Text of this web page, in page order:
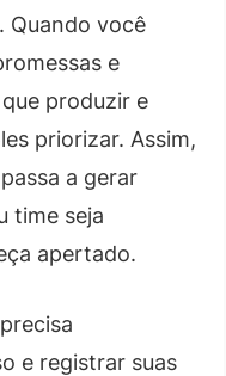
Quando você
e
produzir e
priorizar. Assim,
a gerar
time seja
apertado.
e registrar suas